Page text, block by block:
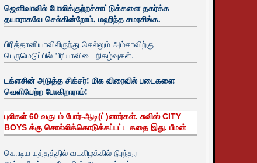
ஜெனிவாவில் போலிக்குற்றச்சாட்டுக்களை தகர்க்க
தயாராகவே செல்கின்றோம், மஹிந்த சமரசிங்க.
பிரித்தானியாவிலிருந்து செல்லும் அம்சாவிற்கு
பெருமெடுப்பில் பிரியாவிடை நிகழ்வுகள்.
டக்ளசின் அடுத்த சிக்சர்! மிக விரைவில் படைகளை
வெளியேற்ற போகிறாராம்!
புலிகள் 60 வருடம் போர்-ஆடி(ட்)னார்கள். சுவிஸ் CITY
BOYS க்கு சொல்லிக்கொடுக்கப்பட்ட கதை இது. பீமன்
கொடிய யுத்தத்தில் வடகிழக்கில் நிரந்தர